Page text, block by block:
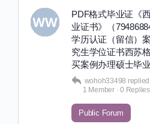
PDF格式毕业证《
业证书》（
学历认证（留信）
究生学位证书西苏
买案例办理硕士毕
wohoh33498 replied
1 Member · 0 Replies
Public Forum